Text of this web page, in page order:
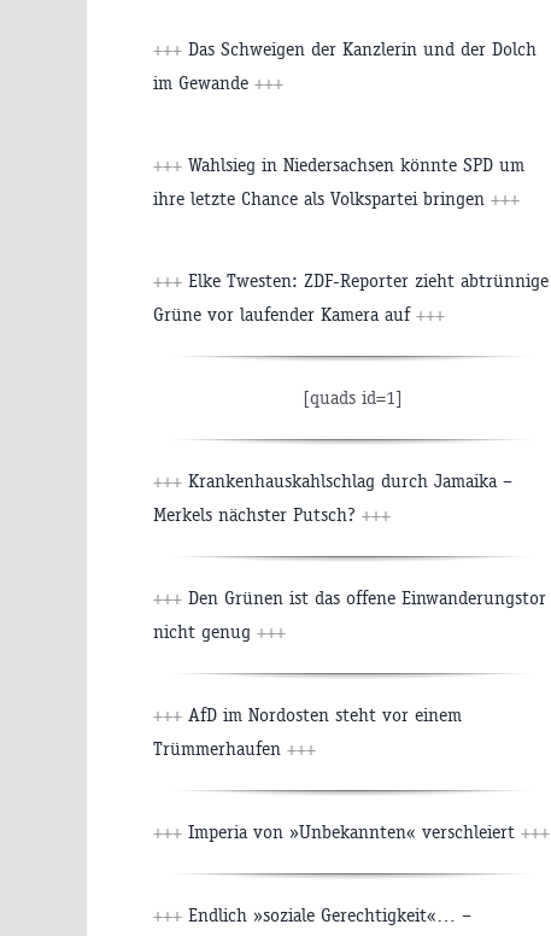
+++ Das Schweigen der Kanzlerin und der Dolch
im Gewande +++
+++ Wahlsieg in Niedersachsen könnte SPD um
ihre letzte Chance als Volkspartei bringen +++
+++ Elke Twesten: ZDF-Reporter zieht abtrünnige
Grüne vor laufender Kamera auf +++
[quads id=1]
+++ Krankenhauskahlschlag durch Jamaika –
Merkels nächster Putsch? +++
+++ Den Grünen ist das offene Einwanderungstor
nicht genug +++
+++ AfD im Nordosten steht vor einem
Trümmerhaufen +++
+++ Imperia von »Unbekannten« verschleiert +++
+++ Endlich »soziale Gerechtigkeit«… –